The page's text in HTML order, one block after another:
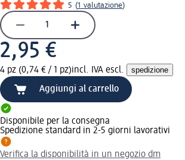
5 (1 valutazione)
2,95 €
4 pz (0,74 € / 1 pz)incl. IVA escl. spedizione
Aggiungi al carrello
Disponibile per la consegna
Spedizione standard in 2-5 giorni lavorativi
Verifica la disponibilità in un negozio dm